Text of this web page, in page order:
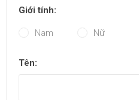
Giới tính:
Nam Nữ
Tên: